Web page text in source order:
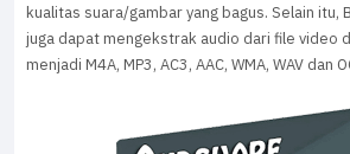
kualitas suara/gambar yang bagus. Selain itu,
juga dapat mengekstrak audio dari file video
menjadi M4A, MP3, AC3, AAC, WMA, WAV dan